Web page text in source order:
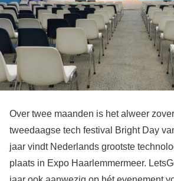
Over twee maanden is het alweer
tweedaagse tech festival Bright Day
jaar vindt Nederlands grootste
plaats in Expo Haarlemmermeer.